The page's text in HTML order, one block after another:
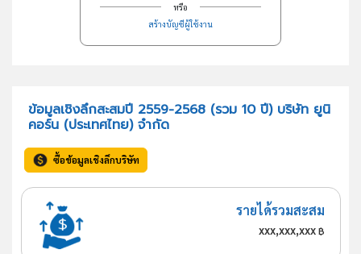
หรือ
สร้างบัญชีผู้ใช้งาน
ข้อมูลเชิงลึกสะสมปี 2559-2568 (รวม 10 ปี) บริษัท ยูนิ
คอร์น (ประเทศไทย) จำกัด
ซื้อข้อมูลเชิงลึกบริษัท
รายได้รวมสะสม
xxx,xxx,xxx฿